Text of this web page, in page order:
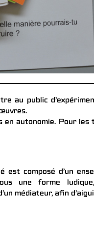
au public
autonomie. Pour les
composé d’un
une forme
médiateur, afin